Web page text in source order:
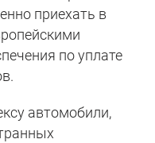
приехать в
по уплате
автомобили,